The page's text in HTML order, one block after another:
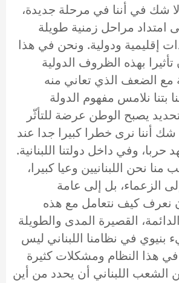
شك في أننا في مرحلة جديدة،
امتداد مراحل زمنية طويلة
إقليمية ودولية. ونحن في هذا
تأثيرا بهذه الظروف الدولية
مع الضعف الذي تعاني منه
بتنا نلامس مفهوم الدولة
يصبح الوطن عرضة للتأثّر
شك أننا نرى خطرا كبيرا جدا عند
وفي داخل دولتنا اللبنانية.
منا نحن اللبنانيين وعيا كبيرا،
إلى الزعماء، بل إلى عامة
أن نعرف كيف نتعامل مع هذه
القصيرة المدى والطويلة
في نظامنا اللبناني ليس
هذا النظام ومشكلات كثيرة
اللبناني أن يحدد من أين